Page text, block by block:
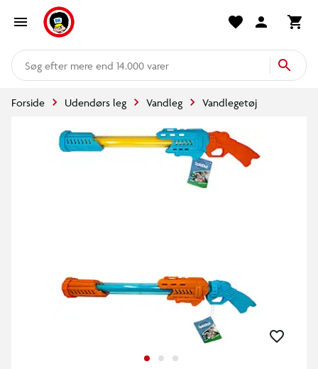
mere end 14.000 varer
Forside Udendørs leg Vandleg Vandlegetøj